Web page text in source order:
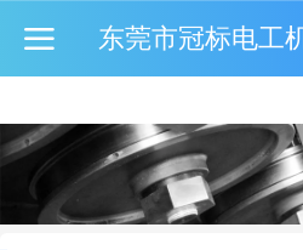
东莞市冠标电工